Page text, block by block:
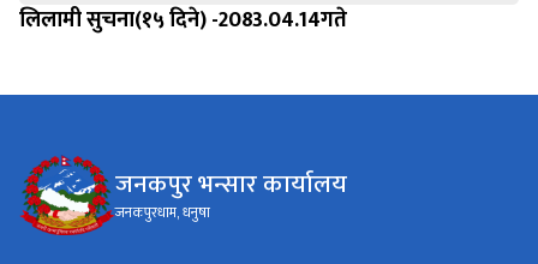
लिलामी सुचना(१५ दिने) -2083.04.14गते
जनकपुर भन्सार कार्यालय
जनकपुरधाम, धनुषा